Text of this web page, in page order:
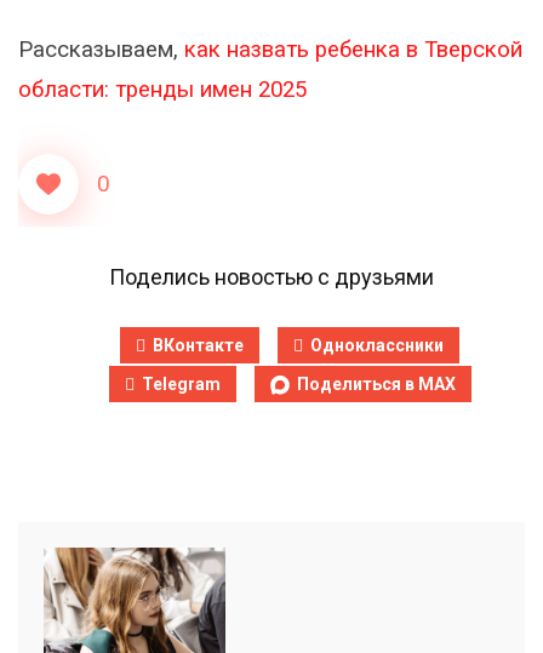
Рассказываем, как назвать ребенка в Тверской
области: тренды имен 2025
0
Поделись новостью с друзьями
ВКонтакте
Одноклассники
Telegram
Поделиться в MAX